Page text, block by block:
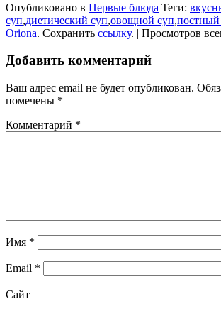
Опубликовано в Первые блюда Теги:
суп,диетический суп,овощной суп,постный
Oriona. Сохранить ссылку. | Просмотров
Добавить комментарий
Ваш адрес email не будет опубликован.
помечены *
Комментарий *
Имя *
Email *
Сайт